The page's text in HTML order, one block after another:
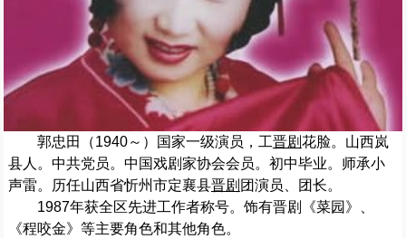
郭忠田（1940～）国家一级演员，工晋剧花脸。山西岚
县人。中共党员。中国戏剧家协会会员。初中毕业。师承小
声雷。历任山西省忻州市定襄县晋剧 团演员、团长。
1987年获全区先进工作者称号。饰有晋剧《菜园》、
《程咬金》等主要角色和其他角色。